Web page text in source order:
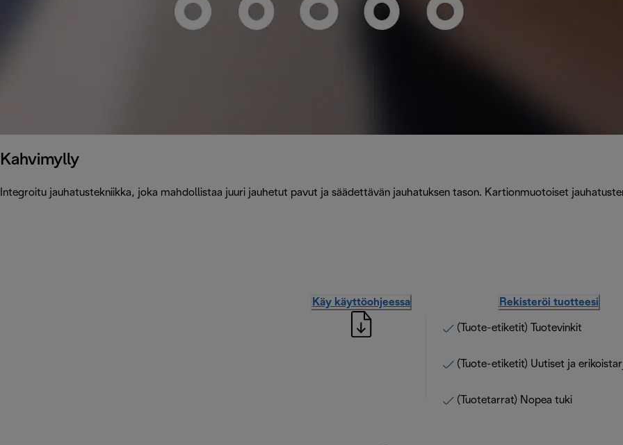
Kahvimylly
Integroitu jauhatustekniikka, joka mahdollistaa juuri jauhetut pavut ja säädettävän jauhatuksen tason. Kartionmuotoiset
Käy käyttöohjeessa Rekisteröi tuotteesi
(Tuote-etiketit) Tuotevinkit
(Tuote-etiketit) Uutiset ja
(Tuotetarrat) Nopea tuki